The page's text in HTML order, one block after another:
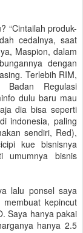
“Cintailah produk-
cedalnya, saat
Maspion, dalam
dengan
Terlebih RIM,
Regulasi
dulu baru mau
dia bisa seperti
indonesia, paling
sendiri, Red),
kue bisnisnya
umumnya bisnis
lalu ponsel saya
kepincut
Saya hanya pakai
hanya 2.5